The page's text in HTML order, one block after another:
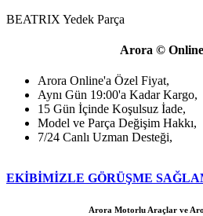
BEATRIX Yedek Parça
Arora © Online
Arora Online'a Özel Fiyat,
Aynı Gün 19:00'a Kadar Kargo,
15 Gün İçinde Koşulsuz İade,
Model ve Parça Değişim Hakkı,
7/24 Canlı Uzman Desteği,
EKİBİMİZLE GÖRÜŞME
Arora Motorlu Araçlar ve